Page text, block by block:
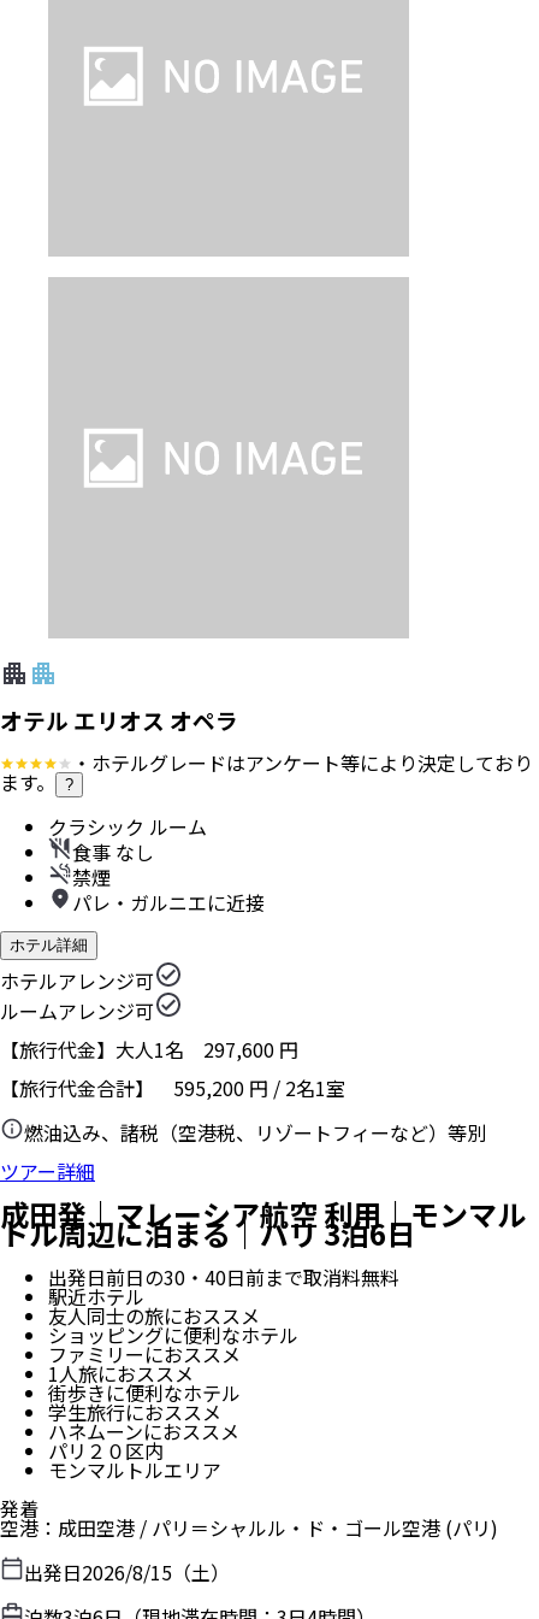
オテル エリオス オペラ
・ホテルグレードはアンケート等により決定しており
ます。 ?
クラシック ルーム
食事 なし
禁煙
パレ・ガルニエに近接
ホテル詳細
ホテルアレンジ可
ルームアレンジ可
【旅行代金】大人1名 297,600 円
【旅行代金合計】 595,200 円 / 2名1室
燃油込み、諸税（空港税、リゾートフィーなど）等別
ツアー詳細
成田発｜マレーシア航空 利用｜モンマル
トル周辺に泊まる｜パリ 3泊6日
出発日前日の30・40日前まで取消料無料
駅近ホテル
友人同士の旅におススメ
ショッピングに便利なホテル
ファミリーにおススメ
1人旅におススメ
街歩きに便利なホテル
学生旅行におススメ
ハネムーンにおススメ
パリ２０区内
モンマルトルエリア
発着
空港 ： 成田空港 / パリ＝シャルル・ド・ゴール空港 (パリ)
出発日2026/8/15（土）